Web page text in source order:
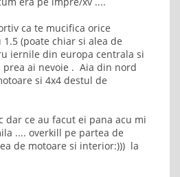
ca te mucifica orice
(poate chiar si alea de
iernile din europa centrala si
ai nevoie . Aia din nord
si 4x4 destul de
dar ce au facut ei pana acu mi
.... overkill pe partea de
de motoare si interior:))) la